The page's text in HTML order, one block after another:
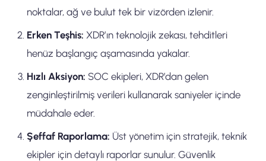
noktalar, ağ ve bulut tek bir vizörden izlenir.
Erken Teşhis: XDR’ın teknolojik zekası, tehditleri
henüz başlangıç aşamasında yakalar.
Hızlı Aksiyon: SOC ekipleri, XDR’dan gelen
zenginleştirilmiş verileri kullanarak saniyeler içinde
müdahale eder.
Şeffaf Raporlama: Üst yönetim için stratejik, teknik
ekipler için detaylı raporlar sunulur. Güvenlik